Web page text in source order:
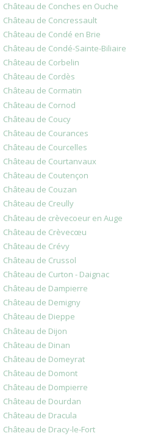
Château de Conches en Ouche
Château de Concressault
Château de Condé en Brie
Château de Condé-Sainte-Biliaire
Château de Corbelin
Château de Cordès
Château de Cormatin
Château de Cornod
Château de Coucy
Château de Courances
Château de Courcelles
Château de Courtanvaux
Château de Coutençon
Château de Couzan
Château de Creully
Château de crèvecoeur en Auge
Château de Crèvecœu
Château de Crévy
Château de Crussol
Château de Curton - Daignac
Château de Dampierre
Château de Demigny
Château de Dieppe
Château de Dijon
Château de Dinan
Château de Domeyrat
Château de Domont
Château de Dompierre
Château de Dourdan
Château de Dracula
Château de Dracy-le-Fort